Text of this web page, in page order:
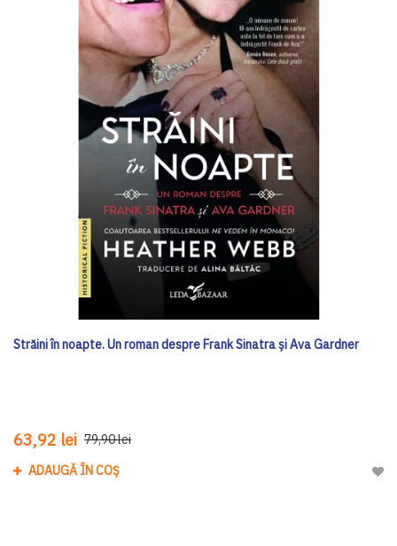
Străini în noapte. Un roman despre Frank Sinatra și Ava Gardner
63,92 lei 79,90 lei
ADAUGĂ ÎN COȘ